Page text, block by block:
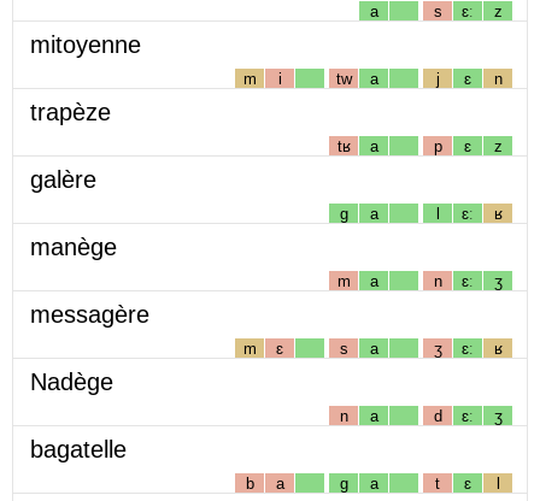
a s ɛː z
mitoyenne
m i tw a j ɛ n
trapèze
tʁ a p ɛ z
galère
g a l ɛː ʁ
manège
m a n ɛː ʒ
messagère
m ɛ s a ʒ ɛː ʁ
Nadège
n a d ɛː ʒ
bagatelle
b a g a t ɛ l